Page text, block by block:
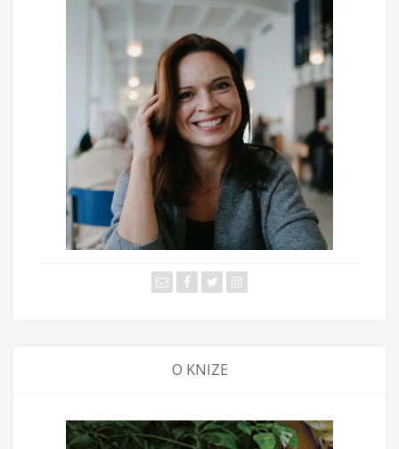
O KNIZE